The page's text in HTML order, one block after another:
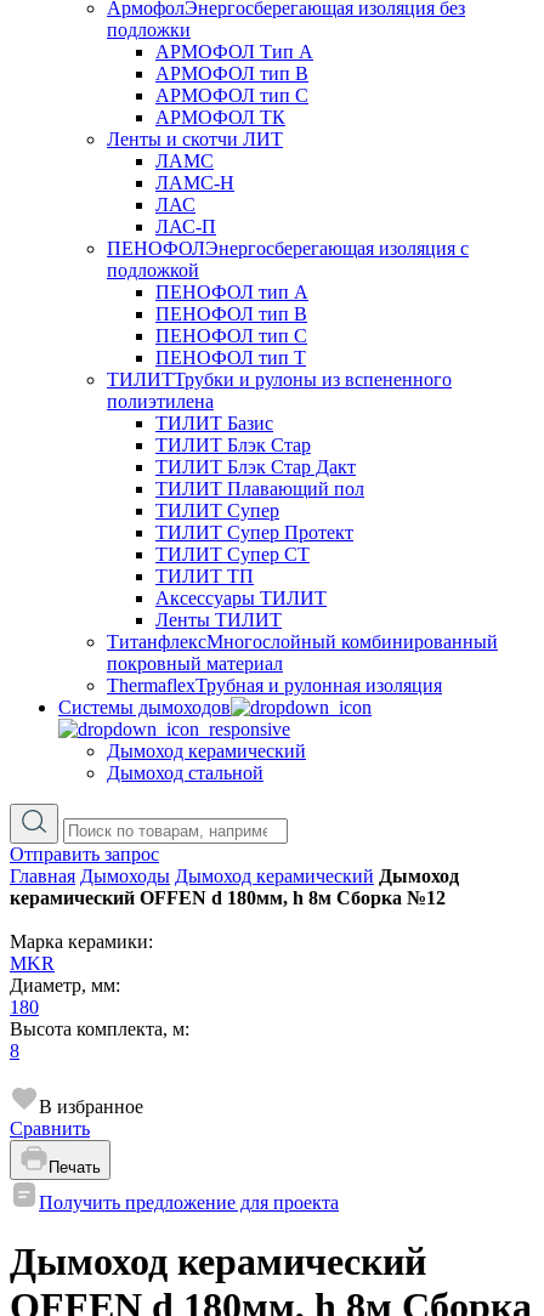
АрмофолЭнергосберегающая изоляция без
подложки
АРМОФОЛ Тип А
АРМОФОЛ тип В
АРМОФОЛ тип C
АРМОФОЛ ТК
Ленты и скотчи ЛИТ
ЛАМС
ЛАМС-Н
ЛАС
ЛАС-П
ПЕНОФОЛЭнергосберегающая изоляция с
подложкой
ПЕНОФОЛ тип А
ПЕНОФОЛ тип B
ПЕНОФОЛ тип C
ПЕНОФОЛ тип T
ТИЛИТТрубки и рулоны из вспененного
полиэтилена
ТИЛИТ Базис
ТИЛИТ Блэк Стар
ТИЛИТ Блэк Стар Дакт
ТИЛИТ Плавающий пол
ТИЛИТ Супер
ТИЛИТ Супер Протект
ТИЛИТ Супер СТ
ТИЛИТ ТП
Аксессуары ТИЛИТ
Ленты ТИЛИТ
ТитанфлексМногослойный комбинированный
покровный материал
ThermaflexТрубная и рулонная изоляция
Cистемы дымоходов
Дымоход керамический
Дымоход стальной
Отправить запрос
Главная Дымоходы Дымоход керамический Дымоход
керамический OFFEN d 180мм, h 8м Сборка №12
Марка керамики:
MKR
Диаметр, мм:
180
Высота комплекта, м:
8
В избранное
Сравнить
Печать
Получить предложение для проекта
Дымоход керамический
OFFEN d 180мм, h 8м Сборка